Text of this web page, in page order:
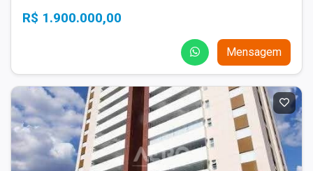
R$ 1.900.000,00
Mensagem